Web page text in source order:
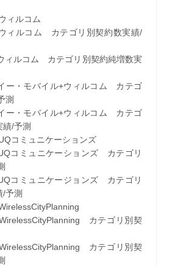
ルコム
コム カテゴリ別契約数実績/
コム カテゴリ別契約純増数実
モバイル+ウィルコム カテゴ
測
モバイル+ウィルコム カテゴ
績/予測
ュニケーションズ
ュニケーションズ カテゴリ
ュニケージョンズ カテゴリ
予測
カテゴリ別契
カテゴリ別契